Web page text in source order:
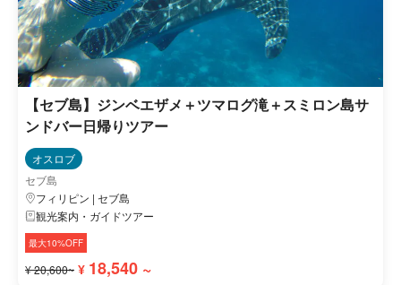
【セブ島】ジンベエザメ＋ツマログ滝＋スミロン島サ
ンドバー日帰りツアー
オスロブ
セブ島
フィリピン | セブ島
観光案内・ガイドツアー
最大10%OFF
¥ 20,600~ ¥ 18,540 ~